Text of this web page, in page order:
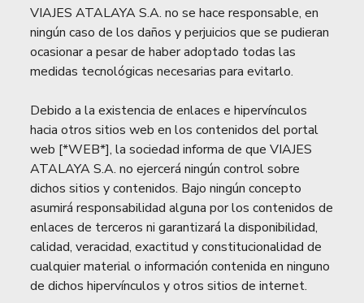
VIAJES ATALAYA S.A. no se hace responsable, en
ningún caso de los daños y perjuicios que se pudieran
ocasionar a pesar de haber adoptado todas las
medidas tecnológicas necesarias para evitarlo.
Debido a la existencia de enlaces e hipervínculos
hacia otros sitios web en los contenidos del portal
web [*WEB*], la sociedad informa de que VIAJES
ATALAYA S.A. no ejercerá ningún control sobre
dichos sitios y contenidos. Bajo ningún concepto
asumirá responsabilidad alguna por los contenidos de
enlaces de terceros ni garantizará la disponibilidad,
calidad, veracidad, exactitud y constitucionalidad de
cualquier material o información contenida en ninguno
de dichos hipervínculos y otros sitios de internet.